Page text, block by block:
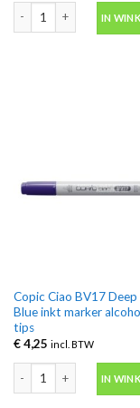
IN
Copic Ciao BV17 Deep
Blue inkt marker
tips
€4,25 incl. BTW
Copic Ciao BV17 Deep
IN